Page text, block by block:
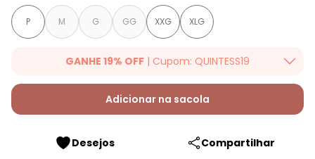
P M G GG XXG XLG
GANHE 19% OFF | Cupom: QUINTESS19
Ganhe 19% OFF Extra em qualquer valor, usando o cupom:
QUINTESS19. Válido para toda loja Quintess, até 07/08/2026.
Adicionar na sacola
Desejos Compartilhar